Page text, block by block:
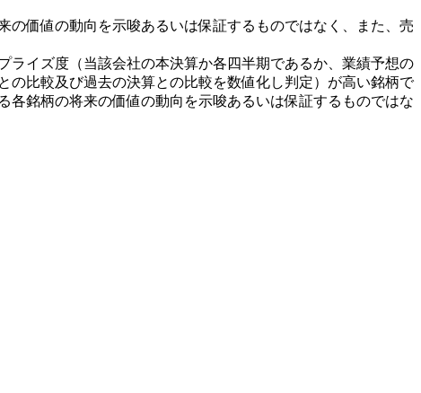
価値の動向を示唆あるいは保証するものではなく、また、売
イズ度（当該会社の本決算か各四半期であるか、業績予想の
比較及び過去の決算との比較を数値化し判定）が高い銘柄で
銘柄の将来の価値の動向を示唆あるいは保証するものではな